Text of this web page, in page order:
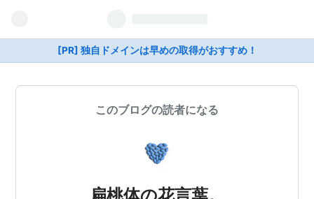
[PR] 独自ドメインは早めの取得がおすすめ！
このブログの読者になる